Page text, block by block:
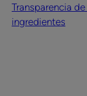
Transparencia
ingredientes